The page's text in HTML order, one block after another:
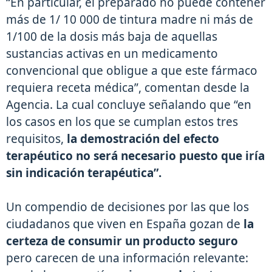
más de 1/ 10 000 de tintura madre ni más de
1/100 de la dosis más baja de aquellas
sustancias activas en un medicamento
convencional que obligue a que este fármaco
requiera receta médica”, comentan desde la
Agencia. La cual concluye señalando que “en
los casos en los que se cumplan estos tres
requisitos, la demostración del efecto
terapéutico no será necesario puesto que iría
sin indicación terapéutica”.
Un compendio de decisiones por las que los
ciudadanos que viven en España gozan de la
certeza de consumir un producto seguro
pero carecen de una información relevante: